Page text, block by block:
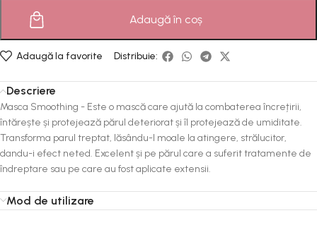
Adaugă în coș
Adaugă la favorite Distribuie:
Descriere
Masca Smoothing - Este o mască care ajută la combaterea încrețirii,
întărește și protejează părul deteriorat și îl protejează de umiditate.
Transforma parul treptat, lăsându-l moale la atingere, strălucitor,
dandu-i efect neted. Excelent și pe părul care a suferit tratamente de
îndreptare sau pe care au fost aplicate extensii.
Mod de utilizare